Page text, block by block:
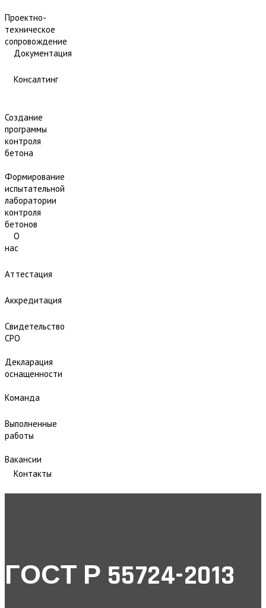
Проектно-
техническое
сопровождение
Документация
Консалтинг
Создание
программы
контроля
бетона
Формирование
испытательной
лаборатории
контроля
бетонов
О
нас
Аттестация
Аккредитация
Свидетельство
СРО
Декларация
оснащенности
Команда
Выполненные
работы
Вакансии
Контакты
ГОСТ Р 55724-2013